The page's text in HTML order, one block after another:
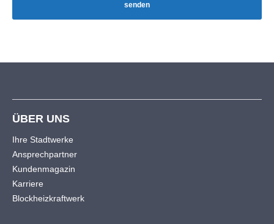
senden
ÜBER UNS
Ihre Stadtwerke
Ansprechpartner
Kundenmagazin
Karriere
Blockheizkraftwerk